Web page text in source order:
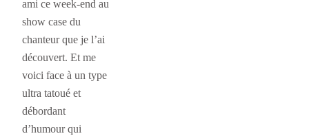
ami ce week-end au
show case du
chanteur que je l’ai
découvert. Et me
voici face à un type
ultra tatoué et
débordant
d’humour qui